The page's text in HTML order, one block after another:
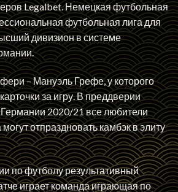
Legalbet. Немецкая футбольная
футбольная лига для
дивизион в системе
– Мануэль Грефе, у которого
за игру. В преддверии
2020/21 все любители
отпраздновать камбэк в элиту
по футболу результативный
играет команда играющая по